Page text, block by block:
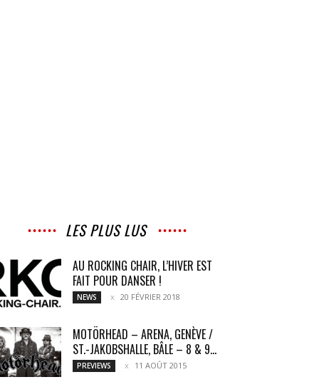
LES PLUS LUS
AU ROCKING CHAIR, L’HIVER EST
FAIT POUR DANSER !
NEWS 20 FÉVRIER 2018
MOTÖRHEAD – ARENA, GENÈVE /
ST.-JAKOBSHALLE, BÂLE – 8 & 9...
PREVIEWS 11 AOÛT 2015